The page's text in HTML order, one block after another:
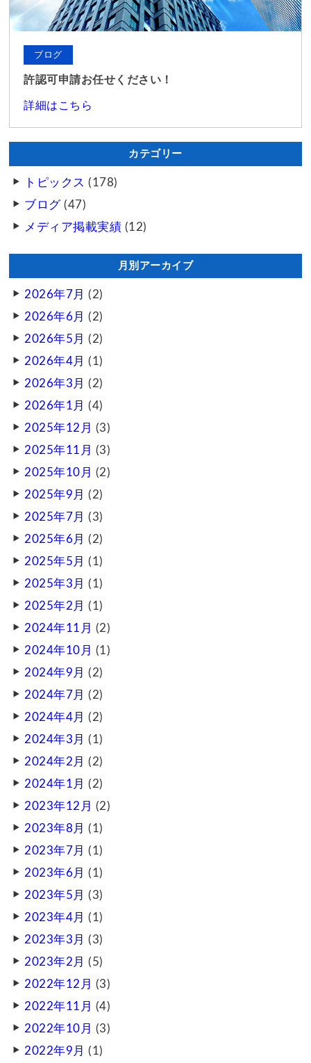
ブログ
許認可申請お任せください！
詳細はこちら
カテゴリー
トピックス (178)
ブログ(47)
メディア掲載実績 (12)
月別アーカイブ
2026年7月 (2)
2026年6月 (2)
2026年5月 (2)
2026年4月 (1)
2026年3月 (2)
2026年1月 (4)
2025年12月 (3)
2025年11月 (3)
2025年10月 (2)
2025年9月 (2)
2025年7月 (3)
2025年6月 (2)
2025年5月 (1)
2025年3月 (1)
2025年2月 (1)
2024年11月 (2)
2024年10月 (1)
2024年9月 (2)
2024年7月 (2)
2024年4月 (2)
2024年3月 (1)
2024年2月 (2)
2024年1月 (2)
2023年12月 (2)
2023年8月 (1)
2023年7月 (1)
2023年6月 (1)
2023年5月 (3)
2023年4月 (1)
2023年3月 (3)
2023年2月 (5)
2022年12月 (3)
2022年11月 (4)
2022年10月 (3)
2022年9月 (1)